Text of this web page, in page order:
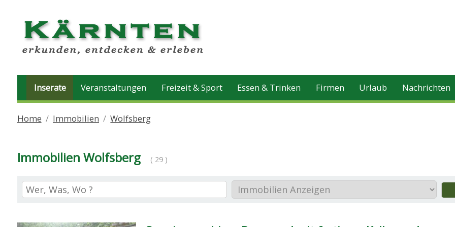
Inserate Veranstaltungen Freizeit & Sport Essen & Trinken Firmen Urlaub Nachrichten
Home Immobilien Wolfsberg
Immobilien Wolfsberg ( 29 )